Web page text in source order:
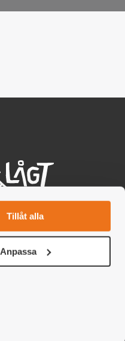
Tillåt alla
Anpassa